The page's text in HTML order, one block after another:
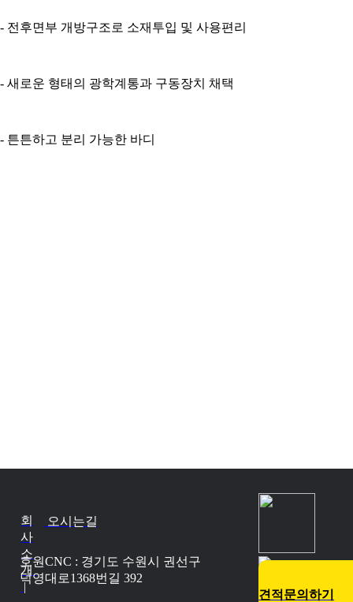
- 전후면부 개방구조로 소재투입 및 사용편리
- 새로운 형태의 광학계통과 구동장치 채택
- 튼튼하고 분리 가능한 바디
회
사
소
개
|
오시는길
호원CNC : 경기도 수원시 권선구
덕영대로1368번길 392
견적문의하기